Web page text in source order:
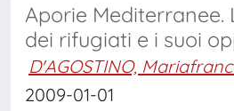
Aporie Mediterranee.
dei rifugiati e i suoi
D'AGOSTINO,
2009-01-01